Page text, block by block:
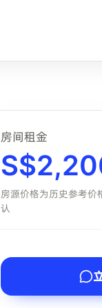
项的中文租客
房间租金
S$
房源价格为历史参考价
认